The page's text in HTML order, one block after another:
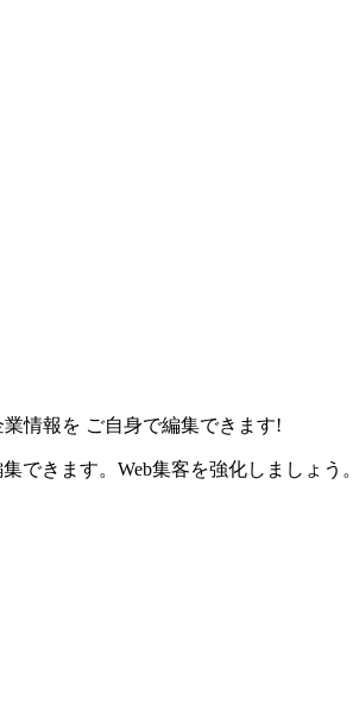
業情報を ご自身で編集できます!
できます。Web集客を強化しましょう。